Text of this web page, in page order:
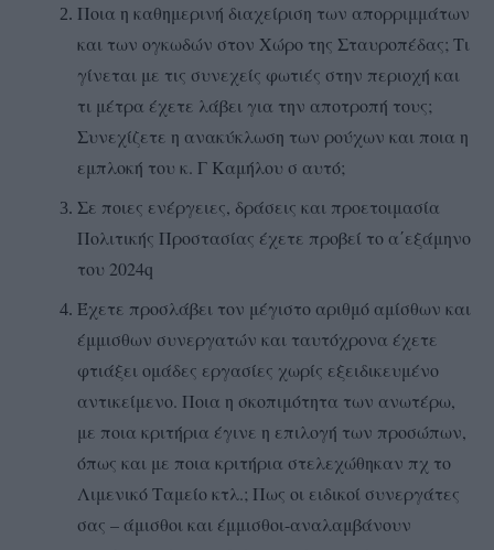
Ποια η καθημερινή διαχείριση των απορριμμάτων
και των ογκωδών στον Χώρο της Σταυροπέδας; Τι
γίνεται με τις συνεχείς φωτιές στην περιοχή και
τι μέτρα έχετε λάβει για την αποτροπή τους;
Συνεχίζετε η ανακύκλωση των ρούχων και ποια η
εμπλοκή του κ. Γ Καμήλου σ αυτό;
Σε ποιες ενέργειες, δράσεις και προετοιμασία
Πολιτικής Προστασίας έχετε προβεί το α΄εξάμηνο
του 2024q
Έχετε προσλάβει τον μέγιστο αριθμό αμίσθων και
έμμισθων συνεργατών και ταυτόχρονα έχετε
φτιάξει ομάδες εργασίες χωρίς εξειδικευμένο
αντικείμενο. Ποια η σκοπιμότητα των ανωτέρω,
με ποια κριτήρια έγινε η επιλογή των προσώπων,
όπως και με ποια κριτήρια στελεχώθηκαν πχ το
Λιμενικό Ταμείο κτλ.; Πως οι ειδικοί συνεργάτες
σας – άμισθοι και έμμισθοι-αναλαμβάνουν